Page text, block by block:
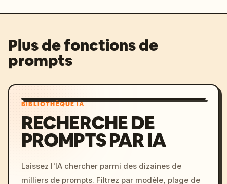
Plus de fonctions de
prompts
BIBLIOTHÈQUE IA
RECHERCHE DE
PROMPTS PAR IA
Laissez l'IA chercher parmi des dizaines de
milliers de prompts. Filtrez par modèle, plage de